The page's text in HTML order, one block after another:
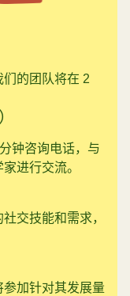
的团队将在 2
钟咨询电话，与
进行交流。
交技能和需求，
加针对其发展量